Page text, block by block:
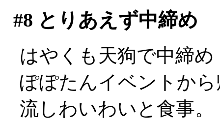
#8 とりあえず中締め
はやくも天狗で中締め
ぽぽたんイベントか
流しわいわいと食事。